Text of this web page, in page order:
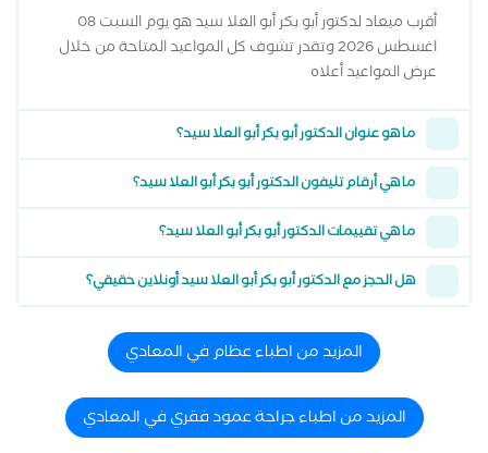
أقرب ميعاد لدكتور أبو بكر أبو العلا سيد هو يوم السبت 08
اغسطس 2026 وتقدر تشوف كل المواعيد المتاحة من خلال
عرض المواعيد أعلاه
ما هو عنوان الدكتور أبو بكر أبو العلا سيد؟
ما هي أرقام تليفون الدكتور أبو بكر أبو العلا سيد؟
ما هي تقييمات الدكتور أبو بكر أبو العلا سيد؟
هل الحجز مع الدكتور أبو بكر أبو العلا سيد أونلاين حقيقي؟
المزيد من اطباء عظام في المعادي
المزيد من اطباء جراحة عمود فقري في المعادي